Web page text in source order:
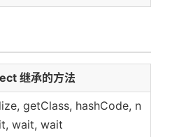
继承的方法
getClass, hashCode, n
wait, wait